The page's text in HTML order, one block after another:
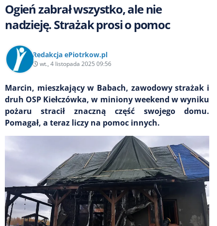
Ogień zabrał wszystko, ale nie
nadzieję. Strażak prosi o pomoc
Redakcja ePiotrkow.pl
wt., 4 listopada 2025 09:56
Marcin, mieszkający w Babach, zawodowy strażak i
druh OSP Kiełczówka, w miniony weekend w wyniku
pożaru stracił znaczną część swojego domu.
Pomagał, a teraz liczy na pomoc innych.